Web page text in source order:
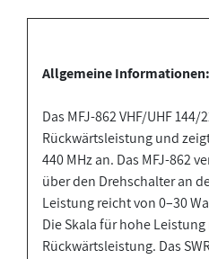
Allgemeine Informationen:
Das MFJ-862 VHF/UHF
Rückwärtsleistung und
440 MHz an. Das MFJ-862
über den Drehschalter an
Leistung reicht von 0–30
Die Skala für hohe Leistung
Rückwärtsleistung. Das